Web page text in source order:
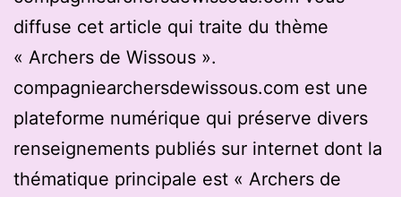
diffuse cet article qui traite du thème
« Archers de Wissous ».
compagniearchersdewissous.com est une
plateforme numérique qui préserve divers
renseignements publiés sur internet dont la
thématique principale est « Archers de